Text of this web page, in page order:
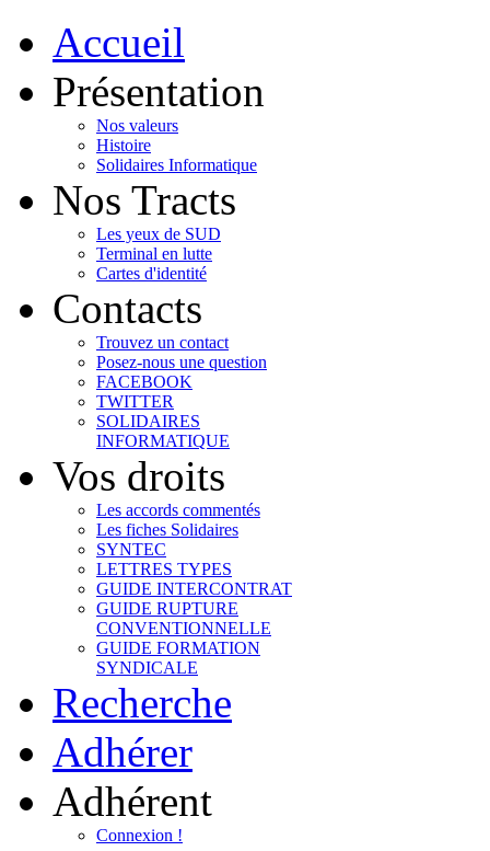
Accueil
Présentation
Nos valeurs
Histoire
Solidaires Informatique
Nos Tracts
Les yeux de SUD
Terminal en lutte
Cartes d'identité
Contacts
Trouvez un contact
Posez-nous une question
FACEBOOK
TWITTER
SOLIDAIRES
INFORMATIQUE
Vos droits
Les accords commentés
Les fiches Solidaires
SYNTEC
LETTRES TYPES
GUIDE INTERCONTRAT
GUIDE RUPTURE
CONVENTIONNELLE
GUIDE FORMATION
SYNDICALE
Recherche
Adhérer
Adhérent
Connexion !